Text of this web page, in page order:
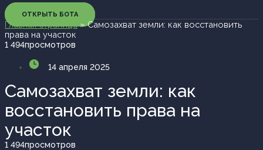
ОТКРЫТЬ БОТА
Главная страница»Самозахват земли: как восстановить
права на участок
просмотров
1 494
14 апреля 2025
Самозахват земли: как
восстановить права на
участок
просмотров
1 494